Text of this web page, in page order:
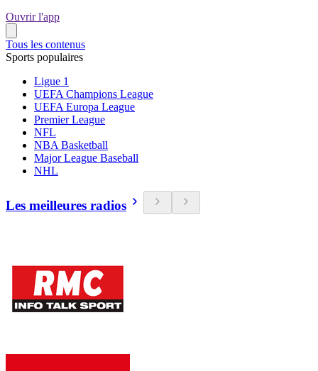
Ouvrir l'app
Tous les contenus
Sports populaires
Ligue 1
UEFA Champions League
UEFA Europa League
Premier League
NFL
NBA Basketball
Major League Baseball
NHL
Les meilleures radios